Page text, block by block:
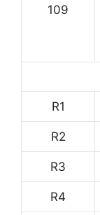
109
R1
R2
R3
R4